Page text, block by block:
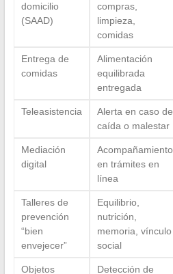
domicilio
(SAAD)
compras,
limpieza,
comidas
Entrega de
comidas
Alimentación
equilibrada
entregada
Teleasistencia
Alerta en caso de
caída o malestar
Mediación
digital
Acompañamiento
en trámites en
línea
Talleres de
prevención
“bien
envejecer”
Equilibrio,
nutrición,
memoria, vínculo
social
Objetos Detección de